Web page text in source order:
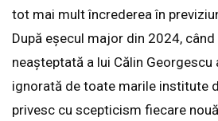
tot mai mult încrederea în
După eșecul major din 2024,
neașteptată a lui Călin
ignorată de toate marile institute
privesc cu scepticism fiecare